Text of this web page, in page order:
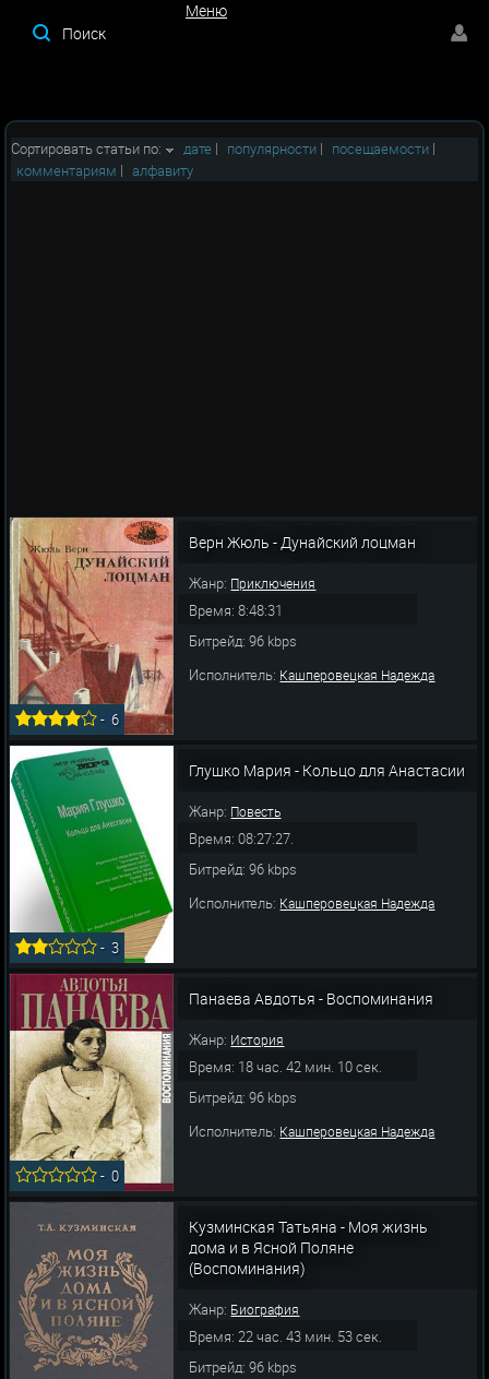
Меню
Сортировать статьи по: дате | популярности | посещаемости |
комментариям | алфавиту
-6
Верн Жюль - Дунайский лоцман
Жанр: Приключения
Время: 8:48:31
Битрейд: 96 kbps
Исполнитель: Кашперовецкая Надежда
-3
Глушко Мария - Кольцо для Анастасии
Жанр: Повесть
Время: 08:27:27.
Битрейд: 96 kbps
Исполнитель: Кашперовецкая Надежда
-0
Панаева Авдотья - Воспоминания
Жанр: История
Время: 18 час. 42 мин. 10 сек.
Битрейд: 96 kbps
Исполнитель: Кашперовецкая Надежда
Кузминская Татьяна - Моя жизнь
дома и в Ясной Поляне
(Воспоминания)
Жанр: Биография
Время: 22 час. 43 мин. 53 сек.
Битрейд: 96 kbps